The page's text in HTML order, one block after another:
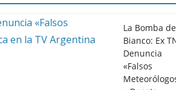
La Bomba de
Bianco: Ex
Denuncia
«Falsos